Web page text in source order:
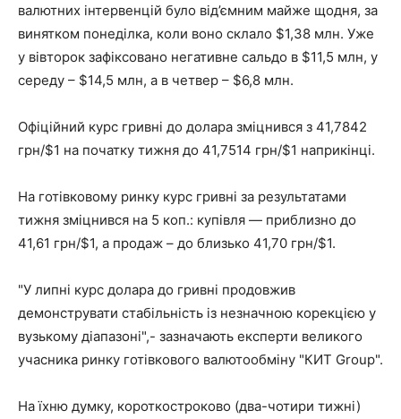
валютних інтервенцій було від’ємним майже щодня, за
винятком понеділка, коли воно склало $1,38 млн. Уже
у вівторок зафіксовано негативне сальдо в $11,5 млн, у
середу – $14,5 млн, а в четвер – $6,8 млн.
Офіційний курс гривні до долара зміцнився з 41,7842
грн/$1 на початку тижня до 41,7514 грн/$1 наприкінці.
На готівковому ринку курс гривні за результатами
тижня зміцнився на 5 коп.: купівля — приблизно до
41,61 грн/$1, а продаж – до близько 41,70 грн/$1.
"У липні курс долара до гривні продовжив
демонструвати стабільність із незначною корекцією у
вузькому діапазоні",- зазначають експерти великого
учасника ринку готівкового валютообміну "КИТ Group".
На їхню думку, короткостроково (два-чотири тижні)